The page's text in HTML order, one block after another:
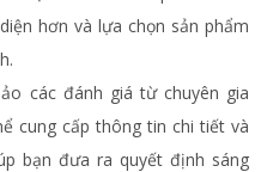
hơn và lựa chọn sản phẩm
các đánh giá từ chuyên gia
cung cấp thông tin chi tiết và
bạn đưa ra quyết định sáng